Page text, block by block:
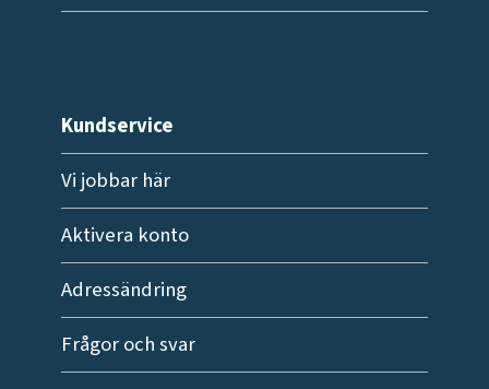
Kundservice
Vi jobbar här
Aktivera konto
Adressändring
Frågor och svar